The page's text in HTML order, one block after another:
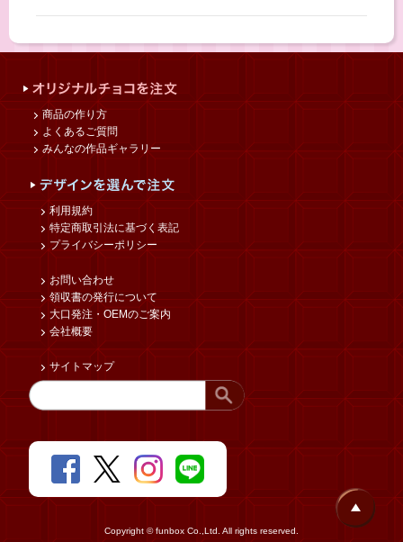
商品の作り方
よくあるご質問
みんなの作品ギャラリー
利用規約
特定商取引法に基づく表記
プライバシーポリシー
お問い合わせ
領収書の発行について
大口発注・OEMのご案内
会社概要
サイトマップ
Copyright © funbox Co.,Ltd. All rights reserved.